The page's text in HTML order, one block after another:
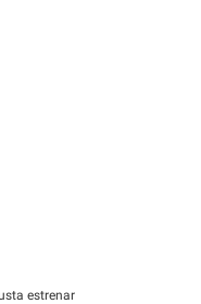
estrenar